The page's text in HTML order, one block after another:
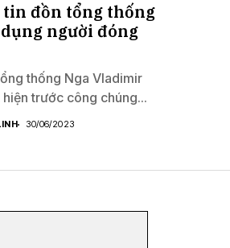
tin đồn tổng thống
người đóng
thống Nga Vladimir
hiện trước công chúng...
30/06/2023